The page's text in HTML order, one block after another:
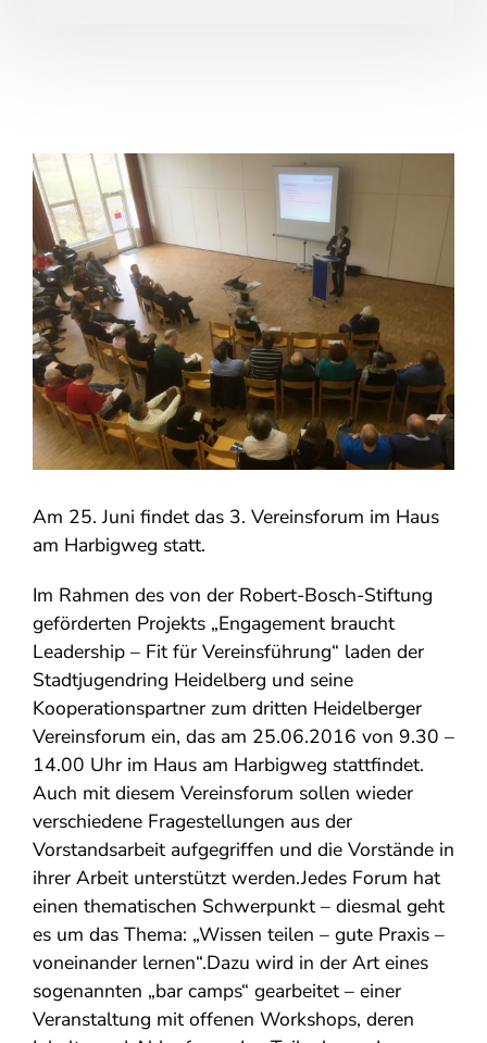
Am 25. Juni findet das 3. Vereinsforum im Haus
am Harbigweg statt.
Im Rahmen des von der Robert-Bosch-Stiftung
geförderten Projekts „Engagement braucht
Leadership – Fit für Vereinsführung“ laden der
Stadtjugendring Heidelberg und seine
Kooperationspartner zum dritten Heidelberger
Vereinsforum ein, das am 25.06.2016 von 9.30 –
14.00 Uhr im Haus am Harbigweg stattfindet.
Auch mit diesem Vereinsforum sollen wieder
verschiedene Fragestellungen aus der
Vorstandsarbeit aufgegriffen und die Vorstände in
ihrer Arbeit unterstützt werden.Jedes Forum hat
einen thematischen Schwerpunkt – diesmal geht
es um das Thema: „Wissen teilen – gute Praxis –
voneinander lernen“.Dazu wird in der Art eines
sogenannten „bar camps“ gearbeitet – einer
Veranstaltung mit offenen Workshops, deren